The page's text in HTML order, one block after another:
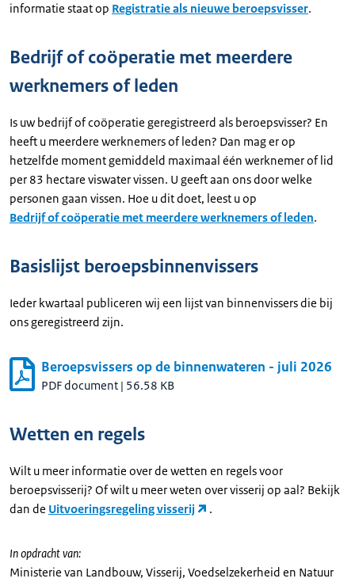
informatie staat op Registratie als nieuwe beroepsvisser.
Bedrijf of coöperatie met meerdere
werknemers of leden
Is uw bedrijf of coöperatie geregistreerd als beroepsvisser? En
heeft u meerdere werknemers of leden? Dan mag er op
hetzelfde moment gemiddeld maximaal één werknemer of lid
per 83 hectare viswater vissen. U geeft aan ons door welke
personen gaan vissen. Hoe u dit doet, leest u op
Bedrijf of coöperatie met meerdere werknemers of leden.
Basislijst beroepsbinnenvissers
Ieder kwartaal publiceren wij een lijst van binnenvissers die bij
ons geregistreerd zijn.
Beroepsvissers op de binnenwateren - juli 2026
PDF document | 56.58 KB
Wetten en regels
Wilt u meer informatie over de wetten en regels voor
beroepsvisserij? Of wilt u meer weten over visserij op aal? Bekijk
dan de Uitvoeringsregeling visserij .
In opdracht van:
Ministerie van Landbouw, Visserij, Voedselzekerheid en Natuur